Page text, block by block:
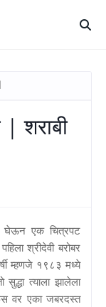
| शराबी
घेऊन एक चित्रपट
श्रीदेवी बरोबर
म्हणजे १९८३ मध्ये
त्याला झालेला
वर एका जबरदस्त